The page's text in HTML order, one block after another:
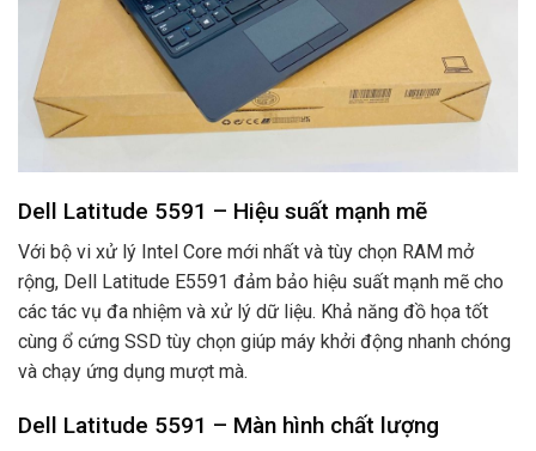
Dell Latitude 5591 – Hiệu suất mạnh mẽ
Với bộ vi xử lý Intel Core mới nhất và tùy chọn RAM mở
rộng, Dell Latitude E5591 đảm bảo hiệu suất mạnh mẽ cho
các tác vụ đa nhiệm và xử lý dữ liệu. Khả năng đồ họa tốt
cùng ổ cứng SSD tùy chọn giúp máy khởi động nhanh chóng
và chạy ứng dụng mượt mà.
Dell Latitude 5591 – Màn hình chất lượng